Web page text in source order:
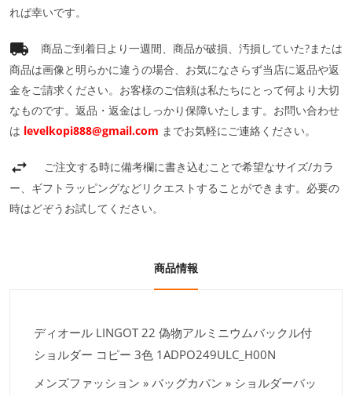
れば幸いです。
商品ご到着日より一週間、商品が破損、汚損していた?または
商品は画像と明らかに違うの場合、お気になさらず当店に返品や返
金をご請求ください。お客様のご信頼は私たちにとって何より大切
なものです。返品・返金はしっかり保障いたします。お問い合わせ
は levelkopi888@gmail.com までお気軽にご連絡ください。
ご注文する時に備考欄に書き込むことで希望なサイズ/カラ
ー、ギフトラッピングなどリクエストすることができます。必要の
時はどぞうお試してください。
商品情報
ディオール LINGOT 22 偽物アルミニウムバックル付
ショルダー コピー 3色 1ADPO249ULC_H00N
メンズファッション » バッグカバン » ショルダーバッ